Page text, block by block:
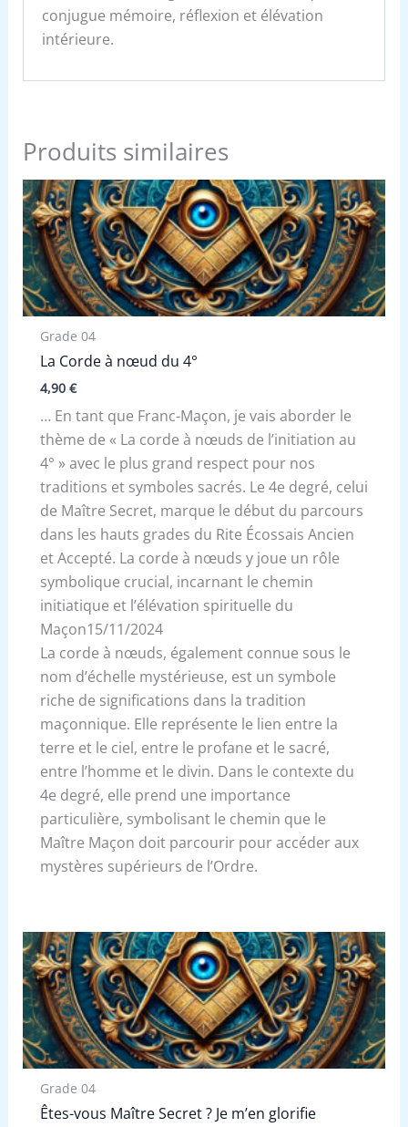
conjugue mémoire, réflexion et élévation
intérieure.
Produits similaires
Grade 04
La Corde à nœud du 4°
4,90 €
… En tant que Franc-Maçon, je vais aborder le
thème de « La corde à nœuds de l’initiation au
4° » avec le plus grand respect pour nos
traditions et symboles sacrés. Le 4e degré, celui
de Maître Secret, marque le début du parcours
dans les hauts grades du Rite Écossais Ancien
et Accepté. La corde à nœuds y joue un rôle
symbolique crucial, incarnant le chemin
initiatique et l’élévation spirituelle du
Maçon15/11/2024
La corde à nœuds, également connue sous le
nom d’échelle mystérieuse, est un symbole
riche de significations dans la tradition
maçonnique. Elle représente le lien entre la
terre et le ciel, entre le profane et le sacré,
entre l’homme et le divin. Dans le contexte du
4e degré, elle prend une importance
particulière, symbolisant le chemin que le
Maître Maçon doit parcourir pour accéder aux
mystères supérieurs de l’Ordre.
Grade 04
Êtes-vous Maître Secret ? Je m’en glorifie